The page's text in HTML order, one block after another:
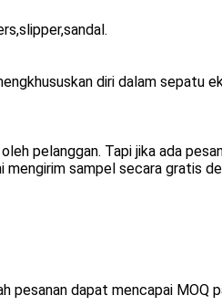
diri dalam sepatu
pelanggan. Tapi jika ada
sampel secara gratis
pesanan dapat mencapai MOQ